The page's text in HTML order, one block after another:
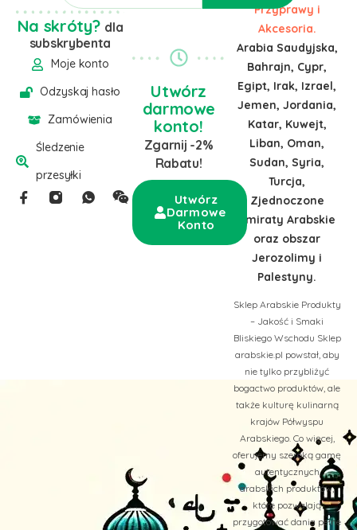
Na skróty? dla
subskrybenta
Moje konto
Odzyskaj hasło
Zamówienia
Śledzenie
przesyłki
Przyprawy i
Akcesoria.
Arabia Saudyjska,
Bahrajn, Cypr,
Egipt, Irak, Izrael,
Jemen, Jordania,
Katar, Kuwejt,
Liban, Oman,
Sudan, Syria,
Turcja,
Zjednoczone
Emiraty Arabskie
oraz obszar
Jerozolimy i
Palestyny.
Sklep Arabskie Produkty
– Jakość i Smaki
Bliskiego Wschodu Sklep
arabskie.pl powstał, aby
nie tylko przybliżyć
bogactwo produktów, ale
także kulturę kulinarną
krajów Półwyspu
Arabskiego. Co więcej,
oferujemy szeroką gamę
autentycznych
arabskich produktów,
które pozwalają
przygotować dania pełne
Utwórz
darmowe
konto!
Zgarnij -2%
Rabatu!
Utwórz
Darmowe
Konto